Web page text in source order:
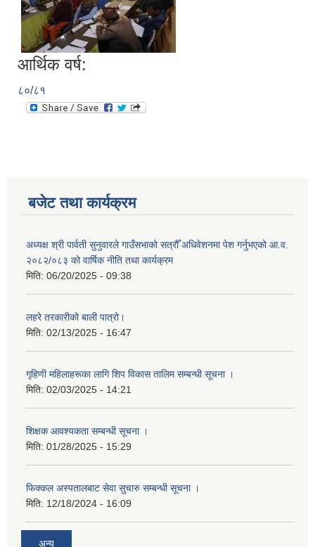
आर्थिक वर्ष:
८०/८१
बजेट तथा कार्यक्रम
अध्यक्ष श्री पार्वती सुनुवारले गाउँसभाको सत्रौँ अधिवेशनमा पेश गर्नुभएको आ.व.
२०८२/०८३ को वार्षिक नीति तथा कार्यक्रम
मिति: 06/20/2025 - 09:38
लहरे तरकारीको बाली पात्रो।
मिति: 02/13/2025 - 16:47
गृहिणी महिलाहरूका लागि शिप विकास तालिम सम्बन्धी सूचना ‌।
मिति: 02/03/2025 - 14:21
शिक्षक आवश्यकता सम्बन्धी सूचना ।
मिति: 01/28/2025 - 15:29
फिक्कल अस्पतालबाट सेवा सुचारु सम्बन्धी सूचना ।
मिति: 12/18/2024 - 16:09
अन्य